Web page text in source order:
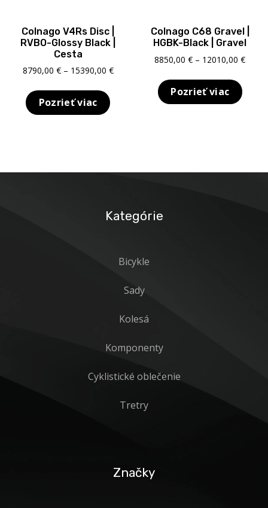
Colnago V4Rs Disc |
RVBO-Glossy Black |
Cesta
8790,00 € – 15390,00 €Price
Pozrieť viac
Colnago C68 Gravel |
HGBK-Black | Gravel
8850,00€ – 12010,00€Price
Pozrieť viac
Kategórie
Bicykle
Sady
Kolesá
Komponenty
Cyklistické oblečenie
Tretry
Značky